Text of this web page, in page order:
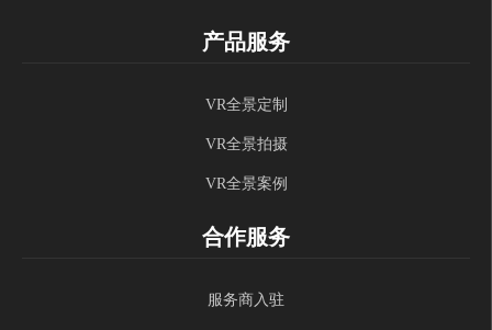
产品服务
VR全景定制
VR全景拍摄
VR全景案例
合作服务
服务商入驻